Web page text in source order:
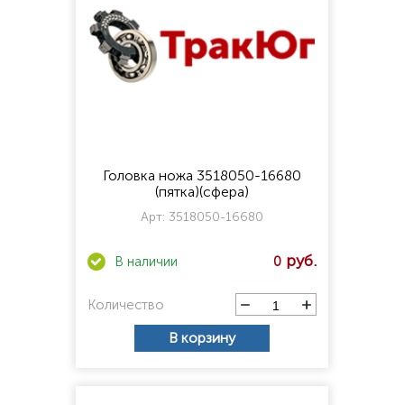
Головка ножа 3518050-16680
(пятка)(сфера)
Арт: 3518050-16680
0
Количество
В корзину